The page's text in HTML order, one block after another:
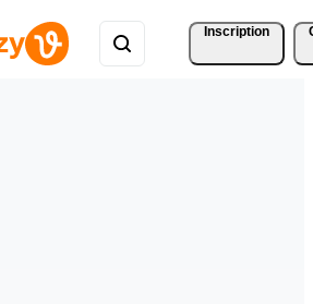
Inscription